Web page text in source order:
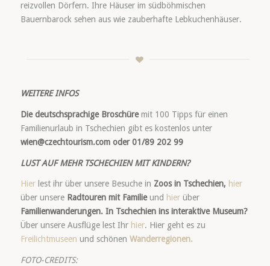
reizvollen Dörfern. Ihre Häuser im südböhmischen
Bauernbarock sehen aus wie zauberhafte Lebkuchenhäuser.
WEITERE INFOS
Die deutschsprachige Broschüremit 100 Tipps für einen
Familienurlaub in Tschechien gibt es kostenlos unter
wien@czechtourism.com oder 01/89 202 99
LUST AUF MEHR TSCHECHIEN MIT KINDERN?
Hierlest ihr über unsere Besuche in Zoos in Tschechien, hier
über unsereRadtouren mit Familieund hierüber
Familienwanderungen. In Tschechien ins interaktive Museum?
Über unsere Ausflüge lest Ihr hier. Hier geht es zu
Freilichtmuseen und schönen Wanderregionen.
FOTO-CREDITS: